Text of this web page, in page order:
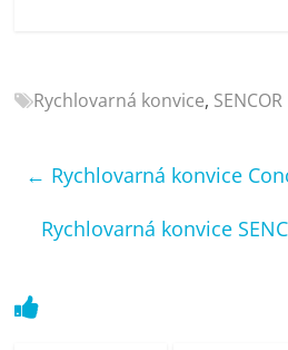
kávovary,
Rychlovarná konvice, SENCOR
← Rychlovarná konvice
Rychlovarná konvice